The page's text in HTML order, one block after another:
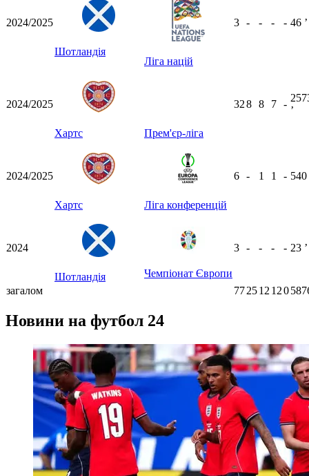
2024/2025
Шотландія
Ліга націй
3 - - - - 46 ʼ
2024/2025
Хартс Прем'єр-ліга
328 8 7 -
ʼ
2024/2025
Хартс Ліга конференцій
6 - 1 1 - 540
2024
Шотландія Чемпіонат Європи
3 - - - - 23 ʼ
загалом 772512 120
Новини на футбол 24